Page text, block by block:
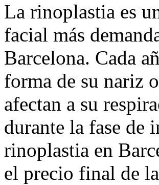
La rinoplastia es
facial más
Barcelona. Cada
forma de su nariz
afectan a su
durante la fase de
rinoplastia en
el precio final de